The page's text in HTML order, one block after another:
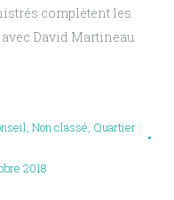
complètent les
David Martineau
, Non classé, Quartier :
2018